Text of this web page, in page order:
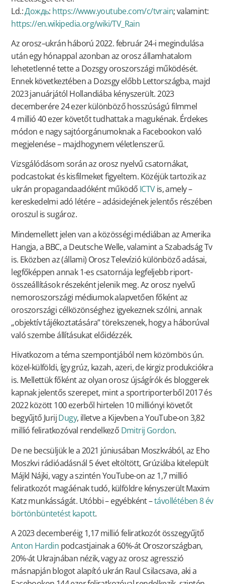
Ld.:Дождь: https://www.youtube.com/c/tvrain; valamint:
https://en.wikipedia.org/wiki/TV_Rain
Az orosz–ukrán háború 2022. február 24-i megindulása
után egy hónappal azonban az orosz államhatalom
lehetetlenné tette a Dozsgy oroszországi működését.
Ennek következtében a Dozsgy előbb Lettországba, majd
2023 januárjától Hollandiába kényszerült. 2023
decemberére 24 ezer különböző hosszúságú filmmel
4 millió 40 ezer követőt tudhattak a magukénak. Érdekes
módon e nagy sajtóorgánumoknak a Facebookon való
megjelenése – majdhogynem véletlenszerű.
Vizsgálódásom során az orosz nyelvű csatornákat,
podcastokat és kisfilmeket figyeltem. Közéjük tartozik az
ukrán propagandaadóként működő ICTVis, amely –
kereskedelmi adó létére – adásidejének jelentős részében
oroszul is sugároz.
Mindemellett jelen van a közösségi médiában az Amerika
Hangja, a BBC, a Deutsche Welle, valamint a Szabadság Tv
is. Eközben az (állami) Orosz Televízió különböző adásai,
legfőképpen annak 1-es csatornája legfeljebb riport-
összeállítások részeként jelenik meg. Az orosz nyelvű
nemoroszországi médiumok alapvetően főként az
oroszországi célközönséghez igyekeznek szólni, annak
„objektív tájékoztatására” törekszenek, hogy a háborúval
való szembe állításukat előidézzék.
Hivatkozom a téma szempontjából nem közömbös ún.
közel-külföldi, így grúz, kazah, azeri, de kirgiz produkciókra
is. Mellettük főként az olyan orosz újságírók és bloggerek
kapnak jelentős szerepet, mint a sportriporterből 2017 és
2022 között 100 ezerből hirtelen 10 milliónyi követőt
begyűjtő JurijDugy, illetve a Kijevben a YouTube-on 3,82
millió feliratkozóval rendelkező Dmitrij Gordon.
De ne becsüljük le a 2021 júniusában Moszkvából, az Eho
Moszkvi rádióadásnál 5 évet eltöltött, Grúziába kitelepült
Májkl Nájki, vagy a szintén YouTube-on az 1,7 millió
feliratkozót magáénak tudó, külföldre kényszerült Maxim
Katz munkásságát. Utóbbi – egyébként –távollétében 8 év
börtönbüntetést kapott.
A 2023 decemberéig 1,17 millió feliratkozót összegyűjtő
Anton Hardin podcastjainak a 60%-át Oroszországban,
20%-át Ukrajnában nézik, vagy az orosz agresszió
másnapján blogot alapító ukrán Raul Csilacsava, aki a